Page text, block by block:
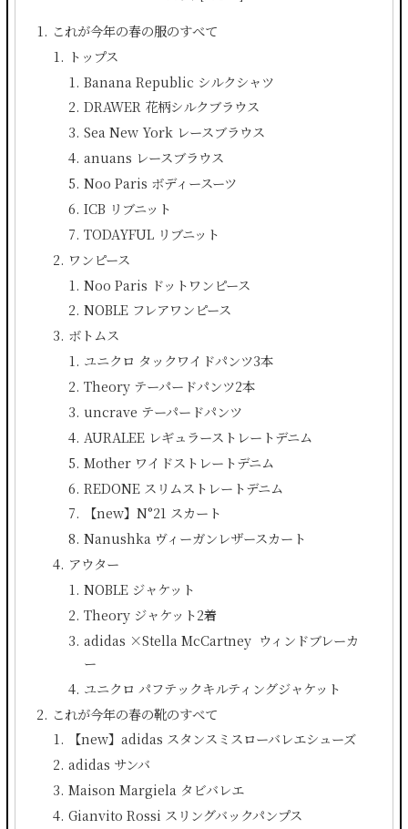
これが今年の春の服のすべて
トップス
Banana Republic シルクシャツ
DRAWER 花柄シルクブラウス
Sea New York レースブラウス
anuans レースブラウス
Noo Paris ボディースーツ
ICB リブニット
TODAYFUL リブニット
ワンピース
Noo Paris ドットワンピース
NOBLE フレアワンピース
ボトムス
ユニクロ タックワイドパンツ3本
Theory テーパードパンツ2本
uncrave テーパードパンツ
AURALEE レギュラーストレートデニム
Mother ワイドストレートデニム
REDONE スリムストレートデニム
【new】N°21 スカート
Nanushka ヴィーガンレザースカート
アウター
NOBLE ジャケット
Theory ジャケット2着
adidas ×Stella McCartney ウィンドブレーカ
ー
ユニクロ パフテックキルティングジャケット
これが今年の春の靴のすべて
【new】adidas スタンスミスローバレエシューズ
adidas サンバ
Maison Margiela タビバレエ
Gianvito Rossi スリングバックパンプス